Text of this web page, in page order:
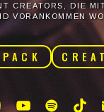
CREATORS, DIE
VORANKOMMEN